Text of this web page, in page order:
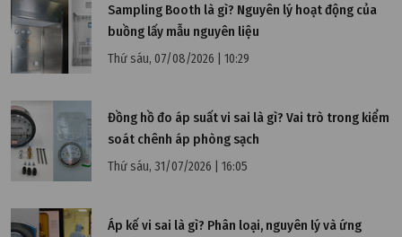
Sampling Booth là gì? Nguyên lý hoạt động của
buồng lấy mẫu nguyên liệu
Thứ sáu, 07/08/2026 | 10:29
Đồng hồ đo áp suất vi sai là gì? Vai trò trong kiểm
soát chênh áp phòng sạch
Thứ sáu, 31/07/2026 | 16:05
Áp kế vi sai là gì? Phân loại, nguyên lý và ứng